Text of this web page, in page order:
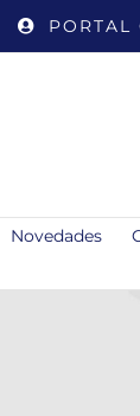
PORTAL
Novedades